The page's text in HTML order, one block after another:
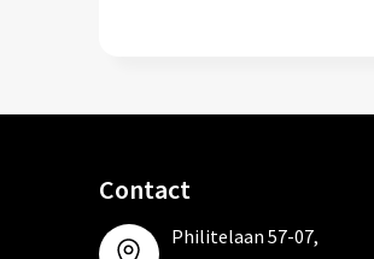
Contact
Philitelaan 57-07,